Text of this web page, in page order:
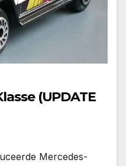
(UPDATE
Mercedes-